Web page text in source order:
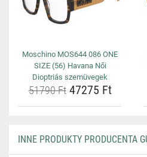
Moschino MOS644 086 ONE
SIZE (56) Havana Női
Dioptriás szemüvegek
51790 Ft47275 Ft
INNE PRODUKTY PRODUCENTA